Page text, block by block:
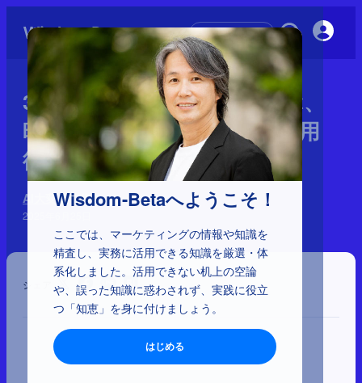
Wisdom-Betaへようこそ！
ここでは、マーケティングの情報や知識を
精査し、実務に活用できる知識を厳選・体
系化しました。活用できない机上の空論
や、誤った知識に惑わされず、実践に役立
つ「知恵」を身に付けましょう。
はじめる
初めての方へ
3-4-4：野中郁次郎理論に学ぶ、
暗黙知を形式知に変えるAI活用
術（後編）
AI大変革時代のインパクト
2025年6月25日
シェア